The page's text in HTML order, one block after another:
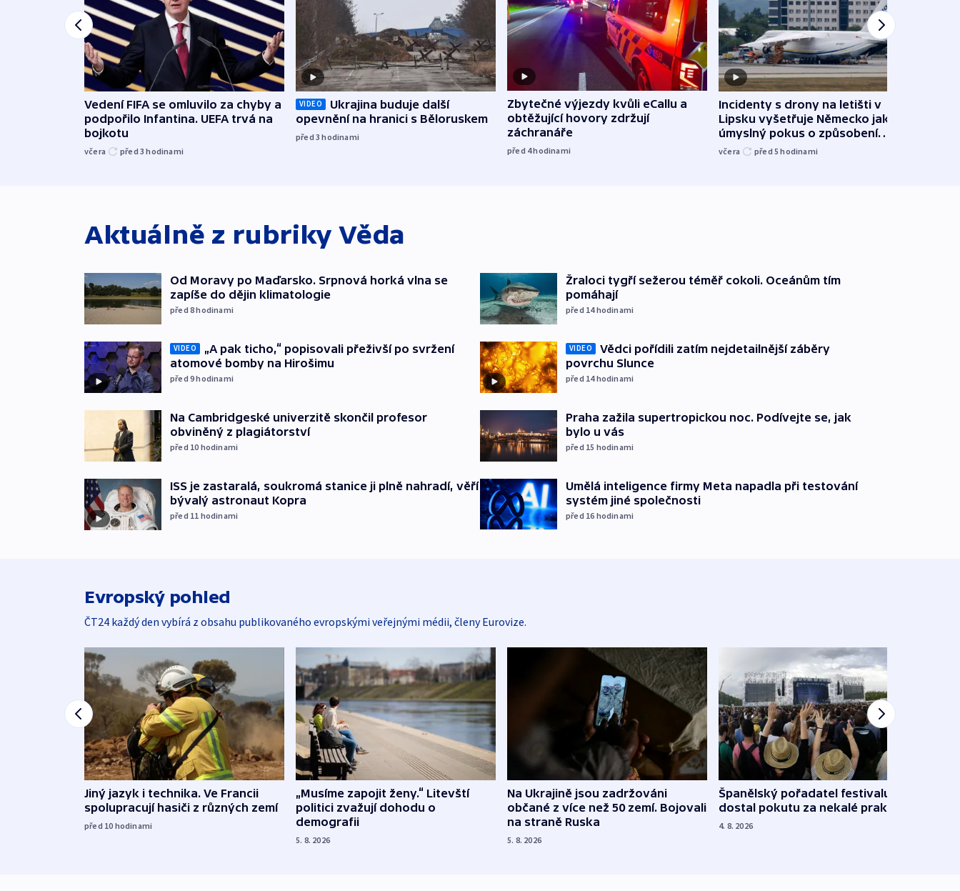
Vedení FIFA se omluvilo za chyby a
podpořilo Infantina. UEFA trvá na
bojkotu
včera před 3hodinami
VIDEO
Ukrajina buduje další
opevnění na hranici s Běloruskem
před 3hodinami
Zbytečné výjezdy kvůli eCallu a
obtěžující hovory zdržují
záchranáře
před 4hodinami
Incidenty s drony na letišti v
Lipsku vyšetřuje Německo jako
úmyslný pokus o způsobení
exploze
včera před 5hodinami
Aktuálně z rubrikyVěda
Od Moravy po Maďarsko. Srpnová horká vlna se
zapíše do dějin klimatologie
před 8hodinami
VIDEO
„A pak ticho,“ popisovali přeživší po svržení
atomové bomby na Hirošimu
před 9hodinami
Na Cambridgeské univerzitě skončil profesor
obviněný z plagiátorství
před 10 hodinami
ISS je zastaralá, soukromá stanice ji plně nahradí, věří
bývalý astronaut Kopra
před 11 hodinami
Žraloci tygří sežerou téměř cokoli. Oceánům tím
pomáhají
před 14hodinami
VIDEO
Vědci pořídili zatím nejdetailnější záběry
povrchu Slunce
před 14hodinami
Praha zažila supertropickou noc. Podívejte se, jak
bylo u vás
před 15 hodinami
Umělá inteligence firmy Meta napadla při testování
systém jiné společnosti
před 16 hodinami
Evropský pohled
ČT24 každý den vybírá z obsahu publikovaného evropskými veřejnými médii, členy Eurovize.
Jiný jazyk i technika. Ve Francii
spolupracují hasiči z různých zemí
před 10 hodinami
„Musíme zapojit ženy.“ Litevští
politici zvažují dohodu o
demografii
5. 8. 2026
Na Ukrajině jsou zadržováni
občané z více než 50 zemí. Bojovali
na straně Ruska
5. 8. 2026
Španělský pořadatel festivalu
dostal pokutu za nekalé praktiky
4. 8. 2026